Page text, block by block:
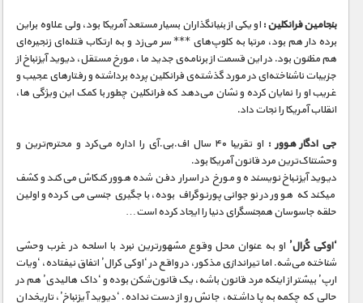
ماورایی
مسابقات / ورزشی
مستند های اختصاصی
بنجامین فرانکلین : او یکی از بنیان­گذاران بسیار مستعد آمریکا بود، ولی علاوه‌ براین
برده­‌ دار هم بود، مرتبا به کلوپ‌های *** سر می‌­زد و به ارتکاب قتله‌ای زنجیره‌­ای
هم مظنون بود. در این قسمت از برنامه­‌ی جدید ما، مورخ مستقل، دیوید آیزن­باخ از
جزییات ناشناخته­‌ای در مورد گذشته­‌ی فرانکلین پرده برداشته و رفتارهای عجیب و
غریب او را نمایان کرده و نشان می­‌دهد که فرانکلین چطور با کمک این ویژگی ها،
انقلاب آمریکا را نجات داد.
جی ادگار هوور :
او تقریبا ۴۰ سال اف.بی.آی را اداره می‌کرد و محترم‌ترین و
وحشتناک‌ترین مرد قانون آمریکا بود.
دیوید آیزنباخ نویسنده و مورخ در اسرار دفن شده هوور کنکاش می‌کند و کشف
میکند که هوور در نوجوانی پورنوگراف بوده، باجگیری جنسی می‌کرده و اولین
حلقه جاسوسان همجنسگرای دنیا را ایجاد کرده است…
‘اوکی کُرال’ او به عنوان محل وقوع مشهورترین نبرد با اسلحه در غرب وحشی
شناخته می‌‌شه. اما تیراندازی مذکور، در واقع در ‘اوکی کرال’ اتفاق نیفتاده، ‘ویات
ارپ’ بیشتر از اینکه مرد قانون باشه، یک قانون‌شکن بوده و ‘داک هالیدی’ هم در
حالی که چکمه به پا داشته، جانش رو از دست نداده. ‘دیوید آیزنباخ’، تاریخدان